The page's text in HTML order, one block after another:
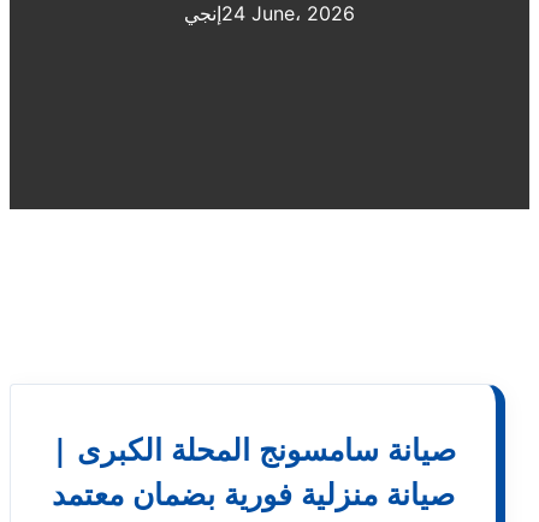
إنجي24 June، 2026
صيانة سامسونج المحلة الكبرى |
صيانة منزلية فورية بضمان معتمد